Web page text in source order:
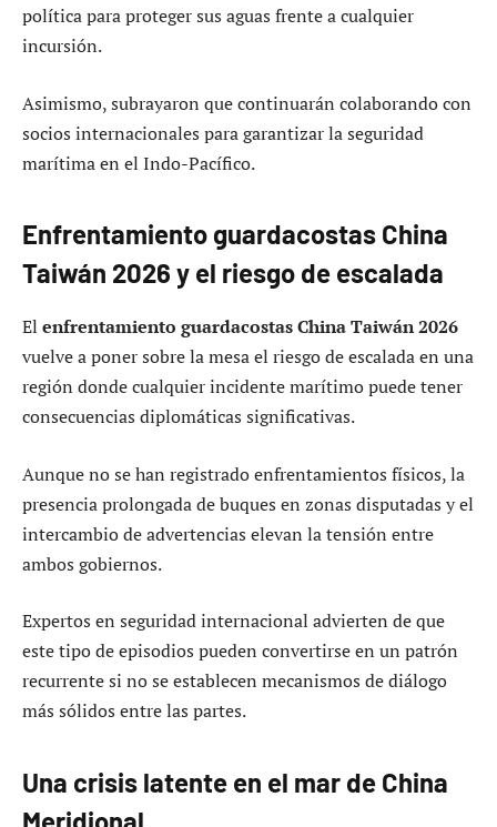
política para proteger sus aguas frente a cualquier
incursión.
Asimismo, subrayaron que continuarán colaborando con
socios internacionales para garantizar la seguridad
marítima en el Indo-Pacífico.
Enfrentamiento guardacostas China
Taiwán 2026 y el riesgo de escalada
El enfrentamiento guardacostas China Taiwán 2026
vuelve a poner sobre la mesa el riesgo de escalada en una
región donde cualquier incidente marítimo puede tener
consecuencias diplomáticas significativas.
Aunque no se han registrado enfrentamientos físicos, la
presencia prolongada de buques en zonas disputadas y el
intercambio de advertencias elevan la tensión entre
ambos gobiernos.
Expertos en seguridad internacional advierten de que
este tipo de episodios pueden convertirse en un patrón
recurrente si no se establecen mecanismos de diálogo
más sólidos entre las partes.
Una crisis latente en el mar de China
Meridional